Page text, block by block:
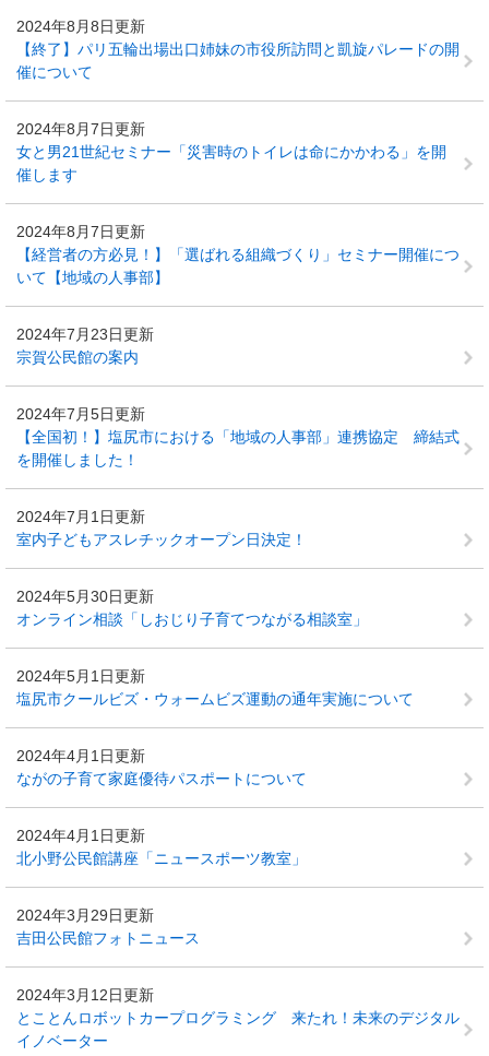
2024年8月8日更新
【終了】パリ五輪出場出口姉妹の市役所訪問と凱旋パレードの開
催について
2024年8月7日更新
女と男21世紀セミナー「災害時のトイレは命にかかわる」を開
催します
2024年8月7日更新
【経営者の方必見！】「選ばれる組織づくり」セミナー開催につ
いて【地域の人事部】
2024年7月23日更新
宗賀公民館の案内
2024年7月5日更新
【全国初！】塩尻市における「地域の人事部」連携協定 締結式
を開催しました！
2024年7月1日更新
室内子どもアスレチックオープン日決定！
2024年5月30日更新
オンライン相談「しおじり子育てつながる相談室」
2024年5月1日更新
塩尻市クールビズ・ウォームビズ運動の通年実施について
2024年4月1日更新
ながの子育て家庭優待パスポートについて
2024年4月1日更新
北小野公民館講座「ニュースポーツ教室」
2024年3月29日更新
吉田公民館フォトニュース
2024年3月12日更新
とことんロボットカープログラミング 来たれ！未来のデジタル
イノベーター